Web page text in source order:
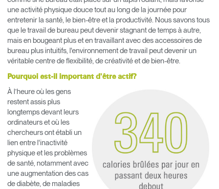
une activité physique douce tout au long de la journée pour
entretenir la santé, le bien-être et la productivité. Nous savons tous
que le travail de bureau peut devenir stagnant de temps à autre,
mais en bougeant plus et en travaillant avec des accessoires de
bureau plus intuitifs, l'environnement de travail peut devenir un
véritable centre de flexibilité, de créativité et de bien-être.
Pourquoi est-il important d'être actif?
À l’heure où les gens
restent assis plus
longtemps devant leurs
ordinateurs et où les
chercheurs ont établi un
lien entre l'inactivité
physique et les problèmes
de santé, notamment avec
une augmentation des cas
de diabète, de maladies